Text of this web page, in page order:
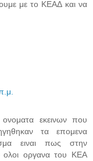
με το ΚΕΑΔ και να
εκεινων που
τα επομενα
ειναι πως στην
ολοι οργανα του ΚΕΑ